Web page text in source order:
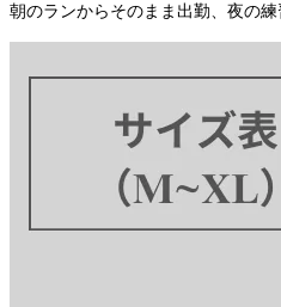
朝のランからそのまま出勤、夜の練